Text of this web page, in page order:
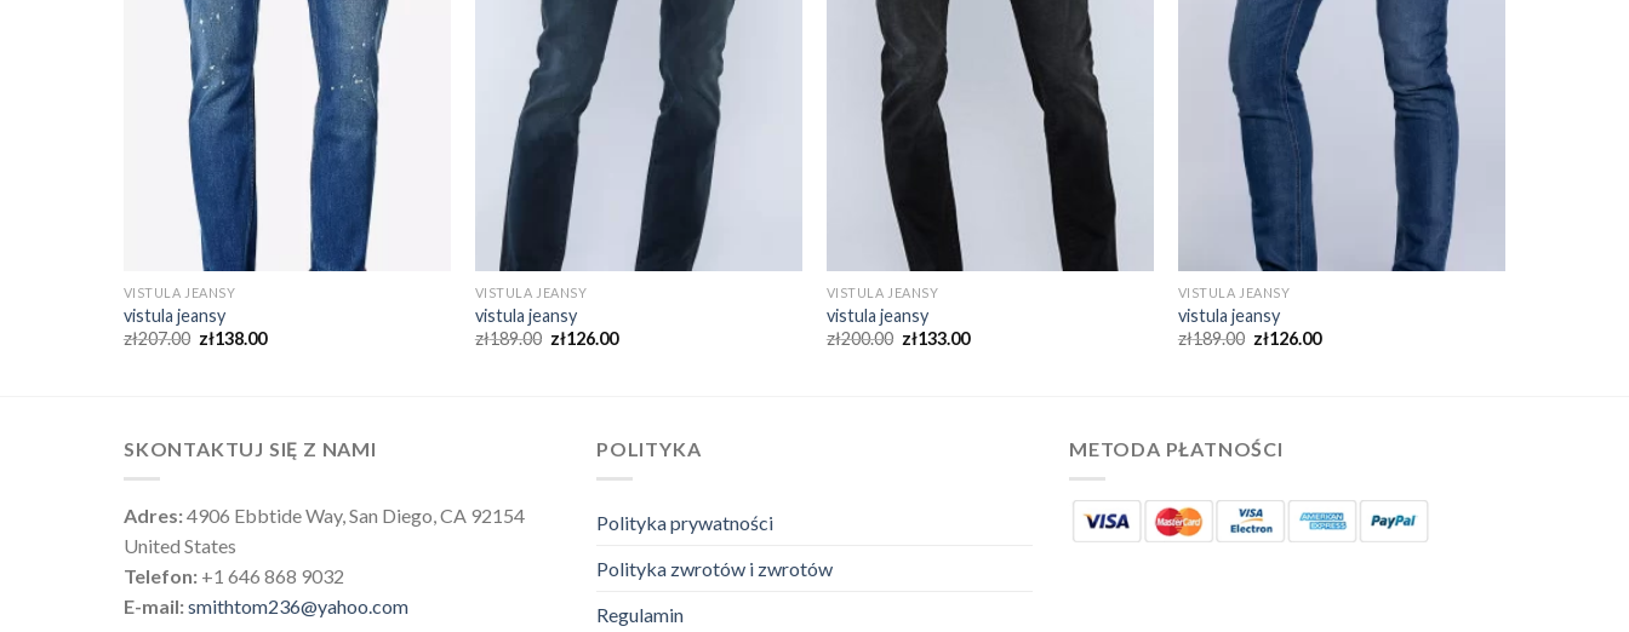
VISTULA JEANSY
vistula jeansy
zł207.00 zł138.00
VISTULA JEANSY
vistula jeansy
zł189.00 zł126.00
VISTULA JEANSY
vistula jeansy
zł200.00 zł133.00
VISTULA JEANSY
vistula jeansy
zł189.00 zł126.00
SKONTAKTUJ SIĘ Z NAMI
Adres:4906 Ebbtide Way, San Diego, CA 92154
United States
Telefon: +1 646 868 9032
E-mail:smithtom236@yahoo.com
POLITYKA
Polityka prywatności
Polityka zwrotów i zwrotów
Regulamin
METODA PŁATNOŚCI